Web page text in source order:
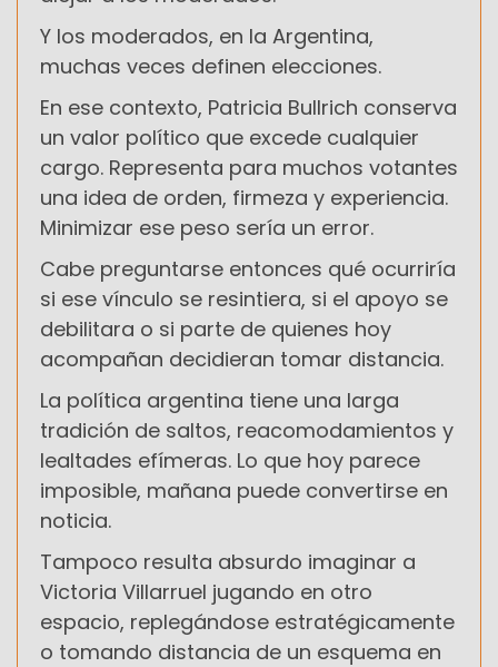
Y los moderados, en la Argentina,
muchas veces definen elecciones.
En ese contexto, Patricia Bullrich conserva
un valor político que excede cualquier
cargo. Representa para muchos votantes
una idea de orden, firmeza y experiencia.
Minimizar ese peso sería un error.
Cabe preguntarse entonces qué ocurriría
si ese vínculo se resintiera, si el apoyo se
debilitara o si parte de quienes hoy
acompañan decidieran tomar distancia.
La política argentina tiene una larga
tradición de saltos, reacomodamientos y
lealtades efímeras. Lo que hoy parece
imposible, mañana puede convertirse en
noticia.
Tampoco resulta absurdo imaginar a
Victoria Villarruel jugando en otro
espacio, replegándose estratégicamente
o tomando distancia de un esquema en